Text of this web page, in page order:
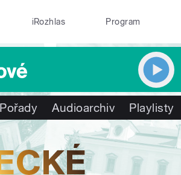
iRozhlas Program
Pořady Audioarchiv Playlisty